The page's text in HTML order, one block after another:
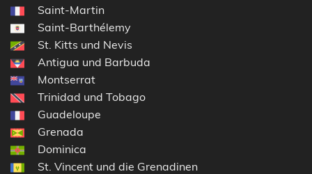
Saint-Martin
Saint-Barthélemy
St. Kitts und Nevis
Antigua und Barbuda
Montserrat
Trinidad und Tobago
Guadeloupe
Grenada
Dominica
St. Vincent und die Grenadinen